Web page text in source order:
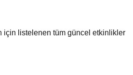
için listelenen tüm güncel etkinlikler